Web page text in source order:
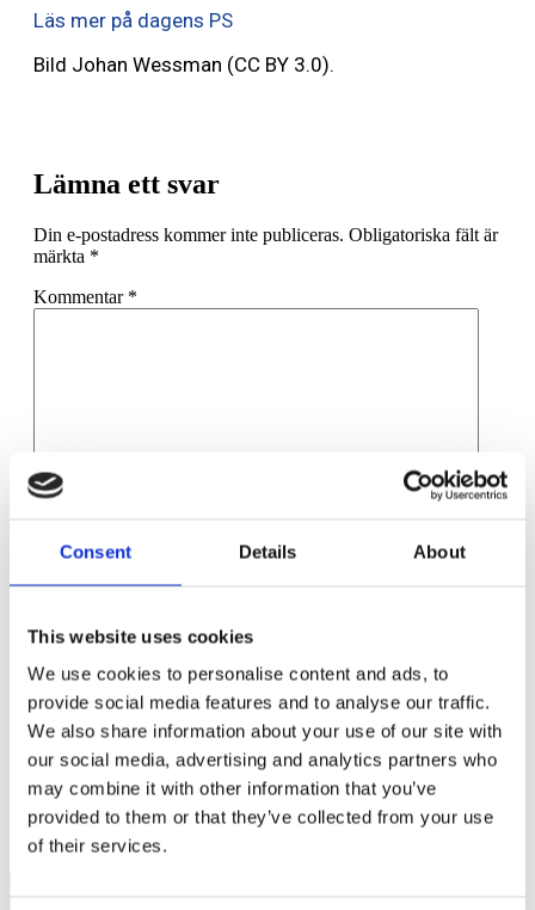
Consent Details About
This website uses cookies
We use cookies to personalise content and ads, to
provide social media features and to analyse our traffic.
We also share information about your use of our site with
our social media, advertising and analytics partners who
may combine it with other information that you’ve
provided to them or that they’ve collected from your use
of their services.
Läs mer på dagens PS
Bild Johan Wessman (CC BY 3.0).
Lämna ett svar
Din e-postadress kommer inte publiceras. Obligatoriska fält är
märkta *
Kommentar *
Namn
Webbplats
Spara mitt namn, min e-postadress och webbplats i denna
webbläsare till nästa gång jag skriver en kommentar.
Antalet arbetslösa sjunker en aning
Anstånden för lånen på skattekontot förlängs